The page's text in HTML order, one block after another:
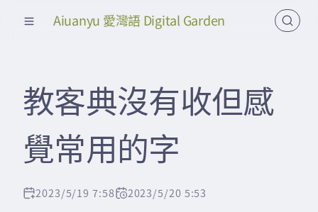
Aiuanyu 愛灣語 Digital Garden
教客典沒有收但感
覺常用的字
2023/5/19 7:58 2023/5/20 5:53